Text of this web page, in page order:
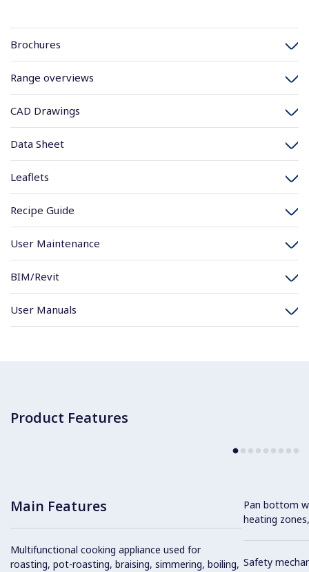
Brochures
Range overviews
CAD Drawings
Data Sheet
Leaflets
Recipe Guide
User Maintenance
BIM/Revit
User Manuals
Product Features
Main Features
Multifunctional cooking appliance used for
roasting, pot-roasting, braising, simmering, boiling,
Pan bottom
heating
Safety